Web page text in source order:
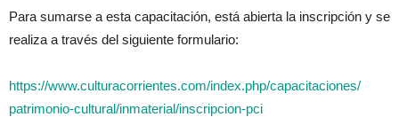
Para sumarse a esta capacitación, está abierta la inscripción y se
realiza a través del siguiente formulario:
https://www.culturacorrientes.com/index.php/capacitaciones/
patrimonio-cultural/inmaterial/inscripcion-pci